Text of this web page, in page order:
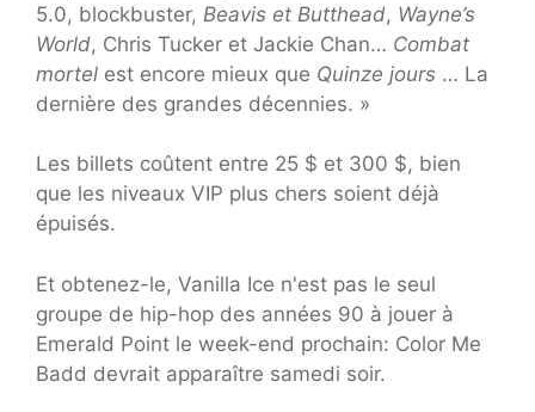
5.0, blockbuster, Beavis et Butthead, Wayne’s
World, Chris Tucker et Jackie Chan… Combat
mortel est encore mieux que Quinze jours … La
dernière des grandes décennies. »
Les billets coûtent entre 25 $ et 300 $, bien
que les niveaux VIP plus chers soient déjà
épuisés.
Et obtenez-le, Vanilla Ice n'est pas le seul
groupe de hip-hop des années 90 à jouer à
Emerald Point le week-end prochain: Color Me
Badd devrait apparaître samedi soir.